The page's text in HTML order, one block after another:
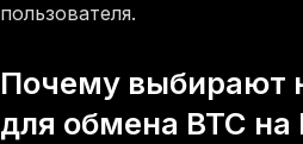
пользователя.
Почему выбирают
для обмена BTC на